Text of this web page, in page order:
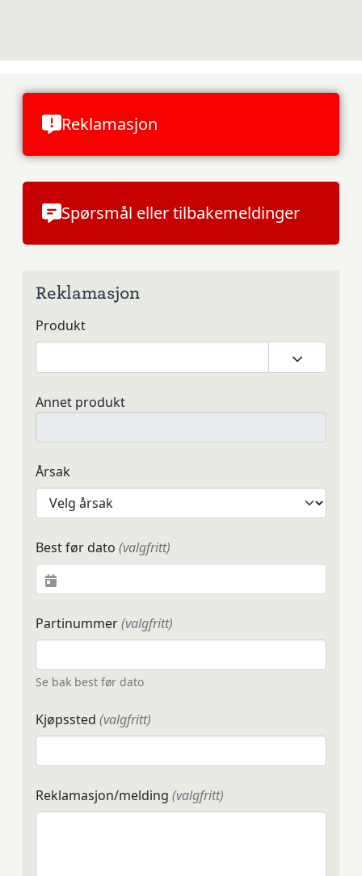
Reklamasjon
Spørsmål eller tilbakemeldinger
Reklamasjon
Produkt
Annet produkt
Årsak
Best før dato (valgfritt)
Partinummer(valgfritt)
Se bak best før dato
Kjøpssted (valgfritt)
Reklamasjon/melding (valgfritt)